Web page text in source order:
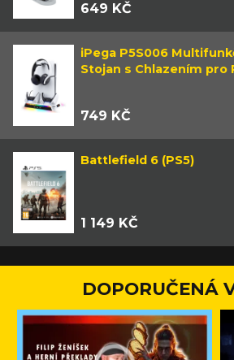
649 KČ
iPega P5S006
Stojan s Chlazením pro
749 KČ
Battlefield 6 (PS5)
1 149 KČ
DOPORUČENÁ